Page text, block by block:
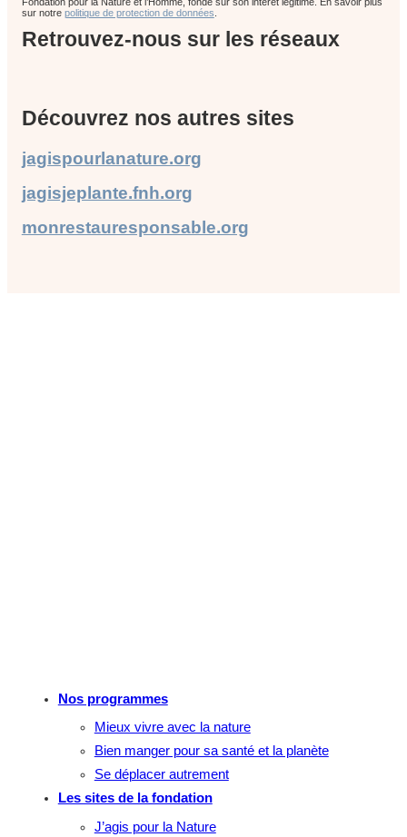
Fondation pour la Nature et l’Homme, fondé sur son intérêt légitime. En savoir plus
sur notre politique de protection de données.
Retrouvez-nous sur les réseaux
Découvrez nos autres sites
jagispourlanature.org
jagisjeplante.fnh.org
monrestauresponsable.org
Nos programmes
Mieux vivre avec la nature
Bien manger pour sa santé et la planète
Se déplacer autrement
Les sites de la fondation
J’agis pour la Nature